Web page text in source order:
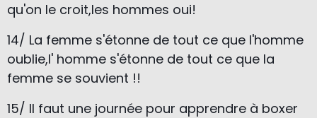
qu'on le croit,les hommes oui!
14/ La femme s'étonne de tout ce que l'homme
oublie,l' homme s'étonne de tout ce que la
femme se souvient !!
15/ Il faut une journée pour apprendre à boxer